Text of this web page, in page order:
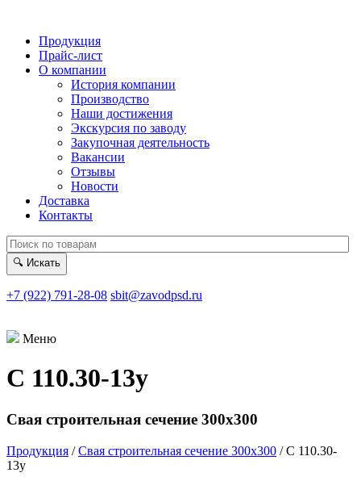
Продукция
Прайс-лист
О компании
История компании
Производство
Наши достижения
Экскурсия по заводу
Закупочная деятельность
Вакансии
Отзывы
Новости
Доставка
Контакты
🔍 Искать
+7 (922) 791-28-08 sbit@zavodpsd.ru
Меню
С 110.30-13у
Свая строительная сечение 300х300
Продукция /Свая строительная сечение 300х300 / С 110.30-
13у